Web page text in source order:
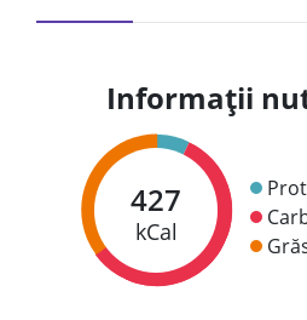
Informații
427
kCal